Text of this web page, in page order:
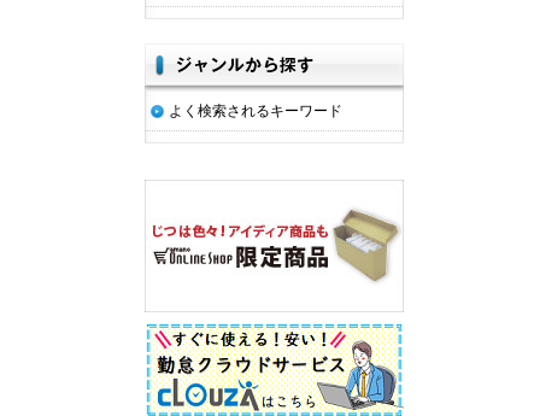
よく検索されるキーワード